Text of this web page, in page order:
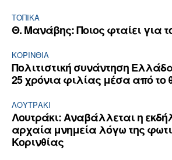
ΤΟΠΙΚΑ
Θ. Μανάβης: Ποιος φταίει για
ΚΟΡΙΝΘΊΑ
Πολιτιστική συνάντηση
25 χρόνια φιλίας μέσα από το
ΛΟΥΤΡΆΚΙ
Λουτράκι: Αναβάλλεται η
αρχαία μνημεία λόγω της
Κορινθίας